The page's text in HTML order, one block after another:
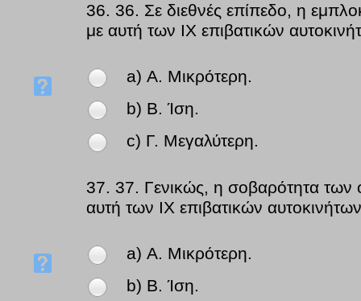
36. 36. Σε διεθνές επίπεδο, η
με αυτή των IX επιβατικών
a) Α. Μικρότερη.
b) Β. Ίση.
c) Γ. Μεγαλύτερη.
37. 37. Γενικώς, η σοβαρότητα
αυτή των IX επιβατικών
a) Α. Μικρότερη.
b) Β. Ίση.